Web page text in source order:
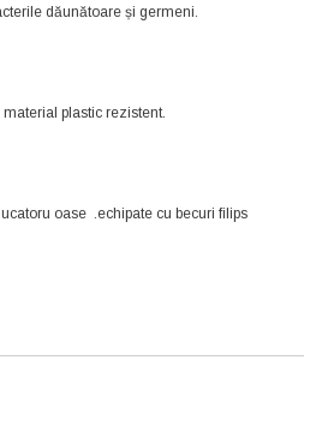
dăunătoare și germeni.
plastic rezistent.
oase .echipate cu becuri filips